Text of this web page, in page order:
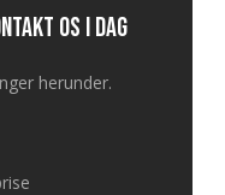
os i dag
herunder.